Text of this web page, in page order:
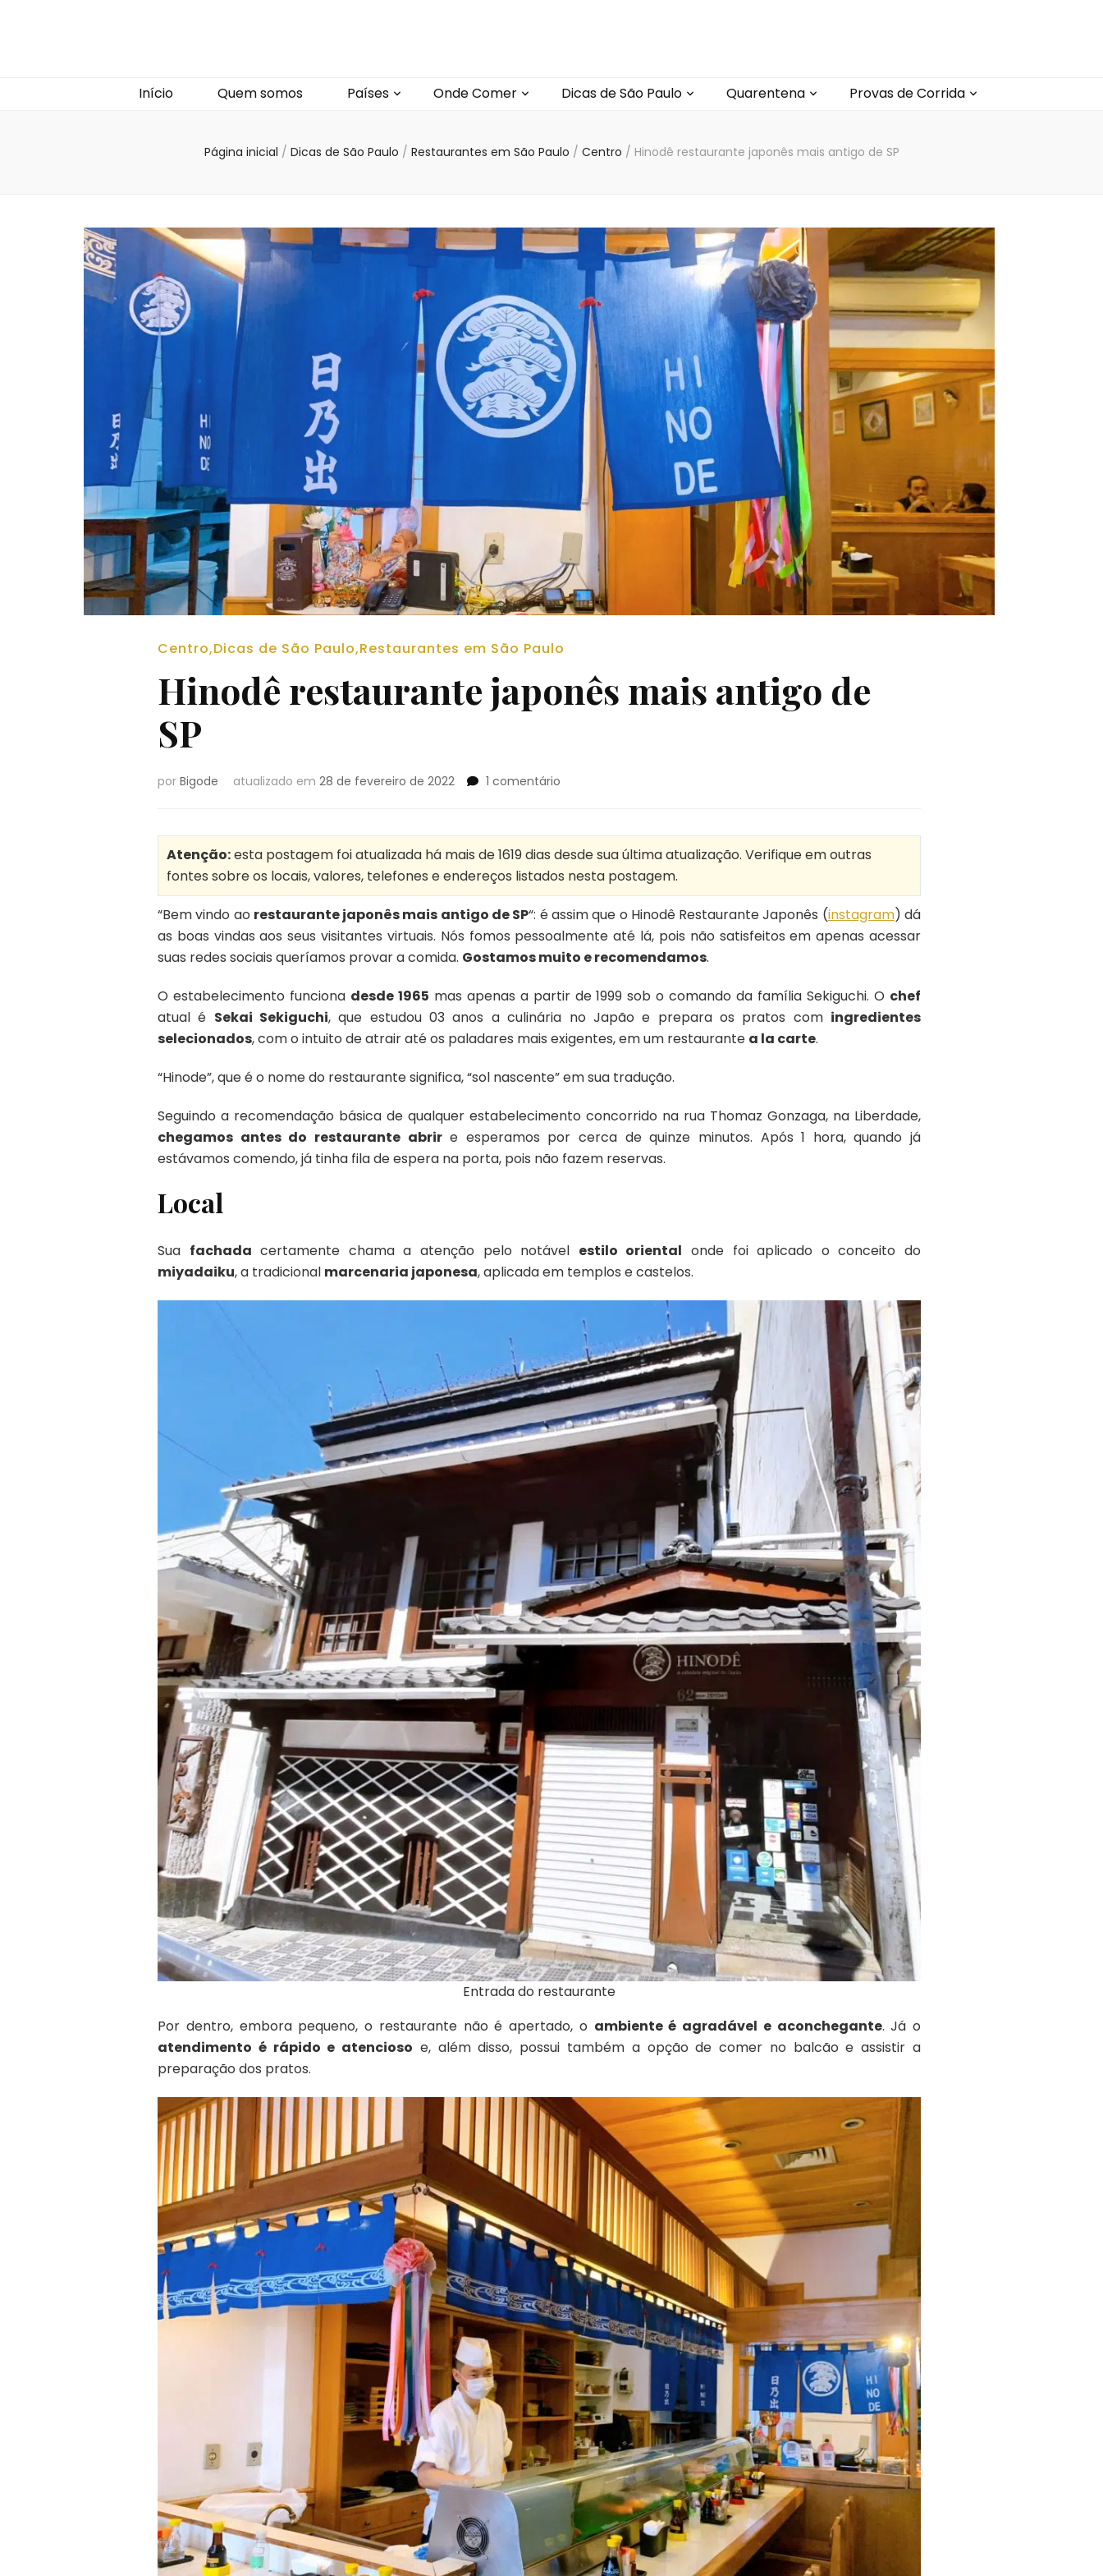
Início Quem somos Países Onde Comer Dicas de São Paulo Quarentena Provas de Corrida
Página inicial / Dicas de São Paulo / Restaurantes em São Paulo / Centro / Hinodê restaurante japonês mais antigo de SP
Centro,Dicas de São Paulo,Restaurantes em São Paulo
Hinodê restaurante japonês mais antigo de
SP
por Bigode atualizado em 28 de fevereiro de 2022 1 comentário
japonês
mais
de
SP
Atenção:esta postagem foi atualizada há mais de 1619 dias desde sua última atualização. Verifique em outras
fontes sobre os locais, valores, telefones e endereços listados nesta postagem.
“Bem vindo ao restaurante japonês mais antigo de SP“: é assim que o Hinodê Restaurante Japonês (instagram) dá
as boas vindas aos seus visitantes virtuais. Nós fomos pessoalmente até lá, pois não satisfeitos em apenas acessar
suas redes sociais queríamos provar a comida. Gostamos muito e recomendamos.
O estabelecimento funciona desde 1965 mas apenas a partir de 1999 sob o comando da família Sekiguchi. O chef
atual é Sekai Sekiguchi, que estudou 03 anos a culinária no Japão e prepara os pratos com ingredientes
selecionados, com o intuito de atrair até os paladares mais exigentes, em um restaurante a la carte.
“Hinode”, que é o nome do restaurante significa, “sol nascente” em sua tradução.
Seguindo a recomendação básica de qualquer estabelecimento concorrido na rua Thomaz Gonzaga, na Liberdade,
chegamos antes do restaurante abrire esperamos por cerca de quinze minutos. Após 1 hora, quando já
estávamos comendo, já tinha fila de espera na porta, pois não fazem reservas.
Local
Sua fachada certamente chama a atenção pelo notável estilo oriental onde foi aplicado o conceito do
miyadaiku, a tradicional marcenaria japonesa, aplicada em templos e castelos.
Entrada do restaurante
Por dentro, embora pequeno, o restaurante não é apertado, o ambiente é agradável e aconchegante. Já o
atendimento é rápido e atencioso e, além disso, possui também a opção de comer no balcão e assistir a
preparação dos pratos.